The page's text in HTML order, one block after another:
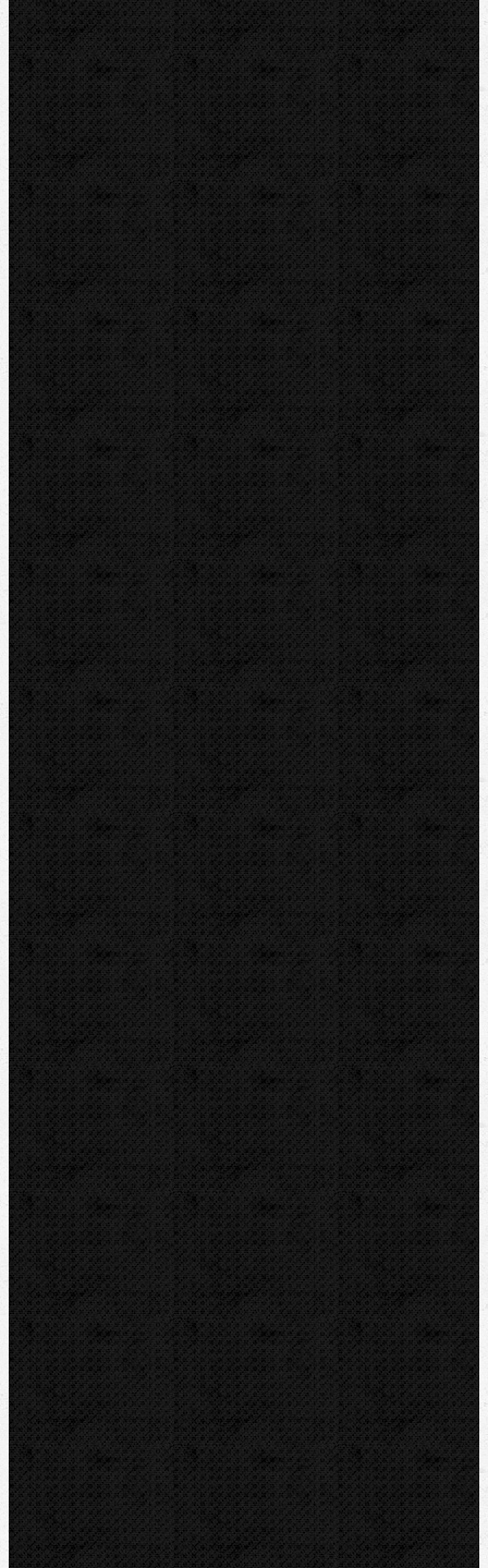
Závitořezy
Drážkovače
Pily
Tlakové pumpy
Čističky kanalizace
Odvápňovací systémy
Klimatizační technika
Vysoušení, odvlhčování
Zmrazovací zařízení
Vrtání a frézy
Elektomontážní nářadí
Lokalizace a trasování
Značky
RIDGID
BERNZOMATIC
NIPO
ROTHENBERGER
REMS
VIRAX
LEISTER
CBC
KEMPER